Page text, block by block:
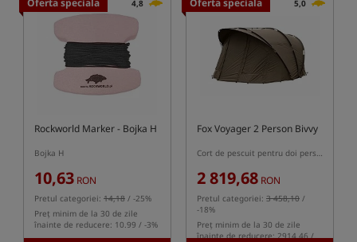
Oferta speciala 4,8
Rockworld Marker- Bojka H
Bojka H
10,63 RON
Pretul categoriei: 14,18 / -25%
Preț minim de la 30 de zile
înainte de reducere: 10.99 / -3%
Oferta speciala 5,0
Fox Voyager 2 Person Bivvy
Cort de pescuit pentru doi persoane
2 819,68 RON
Pretul categoriei: 3 458,10 /
-18%
Preț minim de la 30 de zile
înainte de reducere: 2914.46 /